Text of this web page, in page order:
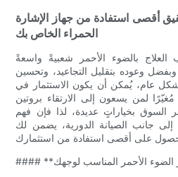
أقصى استفادة من جهاز الإشارة
الحمراء الخاص بك
بالضوء الأحمر شعبيةً واسعةً
وعوده بتقليل التجاعيد، وتحسين
عام، يُمكن أن يكون الاستثمار في
لمن يسعون إلى الارتقاء بروتين
السوق بخياراتٍ عديدة، لذا فإن فهم
إلى جانب الصيانة الدورية، يضمن لك